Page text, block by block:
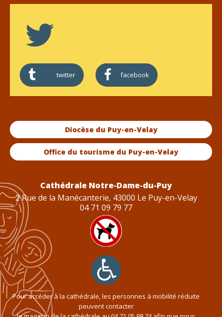
twitter facebook
Diocèse du Puy-en-Velay
Office du tourisme du Puy-en-Velay
Cathédrale Notre-Dame-du-Puy
2 Rue de la Manécanterie, 43000 Le Puy-en-Velay
04 71 09 79 77
Pour accéder à la cathédrale, les personnes à mobilité réduite
peuvent contacter